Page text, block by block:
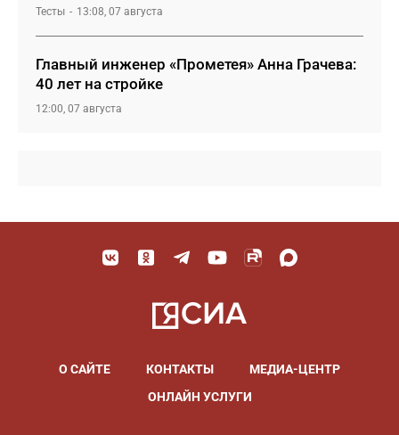
Тесты 13:08, 07 августа
Главный инженер «Прометея» Анна Грачева:
40 лет на стройке
12:00, 07 августа
О САЙТЕ КОНТАКТЫ
МЕДИА-ЦЕНТР
ОНЛАЙН УСЛУГИ